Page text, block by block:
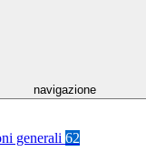
navigazione
generali 62